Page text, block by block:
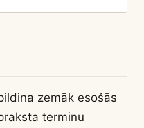
zemāk esošās
terminu